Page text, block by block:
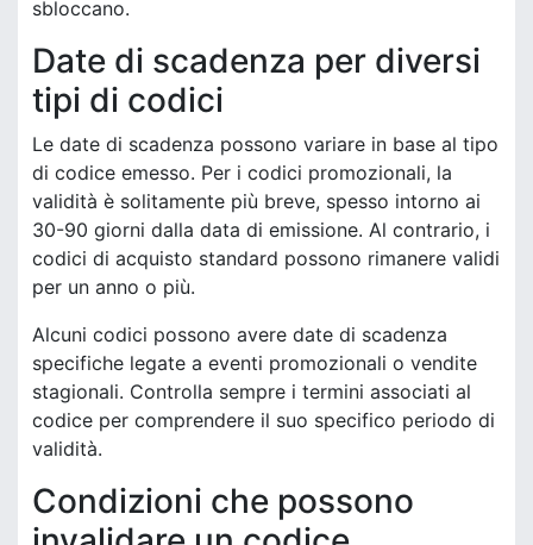
sbloccano.
Date di scadenza per diversi
tipi di codici
Le date di scadenza possono variare in base al tipo
di codice emesso. Per i codici promozionali, la
validità è solitamente più breve, spesso intorno ai
30-90 giorni dalla data di emissione. Al contrario, i
codici di acquisto standard possono rimanere validi
per un anno o più.
Alcuni codici possono avere date di scadenza
specifiche legate a eventi promozionali o vendite
stagionali. Controlla sempre i termini associati al
codice per comprendere il suo specifico periodo di
validità.
Condizioni che possono